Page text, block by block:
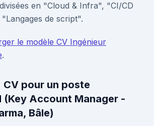
en "Cloud & Infra", "CI/CD
de script".
le modèle CV Ingénieur
.
CV pour un poste
(Key Account Manager -
Bâle)